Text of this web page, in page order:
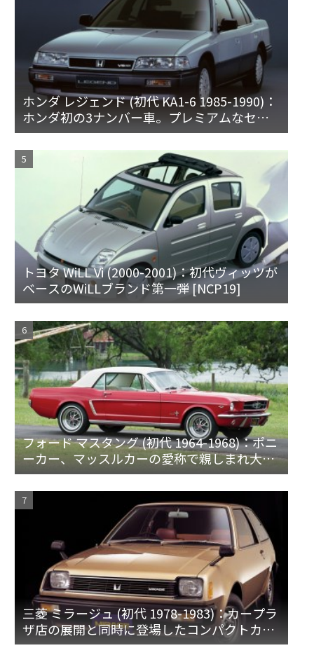
ホンダ レジェンド (初代 KA1-6 1985-1990)：
ホンダ初の3ナンバー車。プレミアムなセダ
ンとハードトップ
トヨタ WiLL Vi (2000-2001)：初代ヴィッツが
ベースのWiLLブランド第一弾 [NCP19]
フォード マスタング (初代 1964-1968)：ポニ
ーカー、マッスルカーの愛称で親しまれ大ヒ
ット
三菱 ミラージュ (初代 1978-1983)：カープラ
ザ店の展開と同時に登場したコンパクトカー
[A15♯]